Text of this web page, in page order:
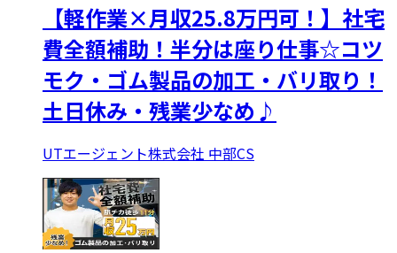
【軽作業×月収25.8万円可！】社宅
費全額補助！半分は座り仕事☆コツ
モク・ゴム製品の加工・バリ取り！
土日休み・残業少なめ♪
UTエージェント株式会社 中部CS